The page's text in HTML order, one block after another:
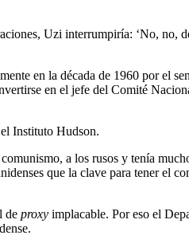
Uzi interrumpiría: ‘No, no,
en la década de 1960 por el
en el jefe del Comité
Instituto Hudson.
a los rusos y tenía
que la clave para tener el
de proxy implacable. Por eso el